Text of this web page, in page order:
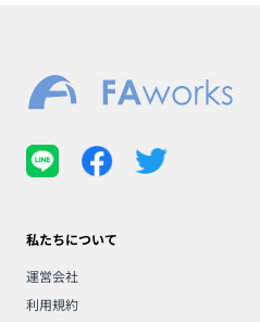
私たちについて
運営会社
利用規約